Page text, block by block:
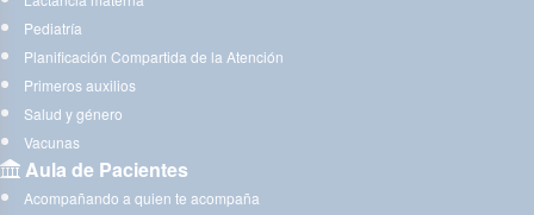
Pediatría
Planificación Compartida de la Atención
Primeros auxilios
Salud y género
Vacunas
Aula de Pacientes
Acompañando a quien te acompaña